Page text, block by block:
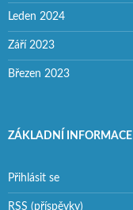
Leden 2024
Září 2023
Březen 2023
ZÁKLADNÍ INFORMACE
Přihlásit se
RSS (příspěvky)